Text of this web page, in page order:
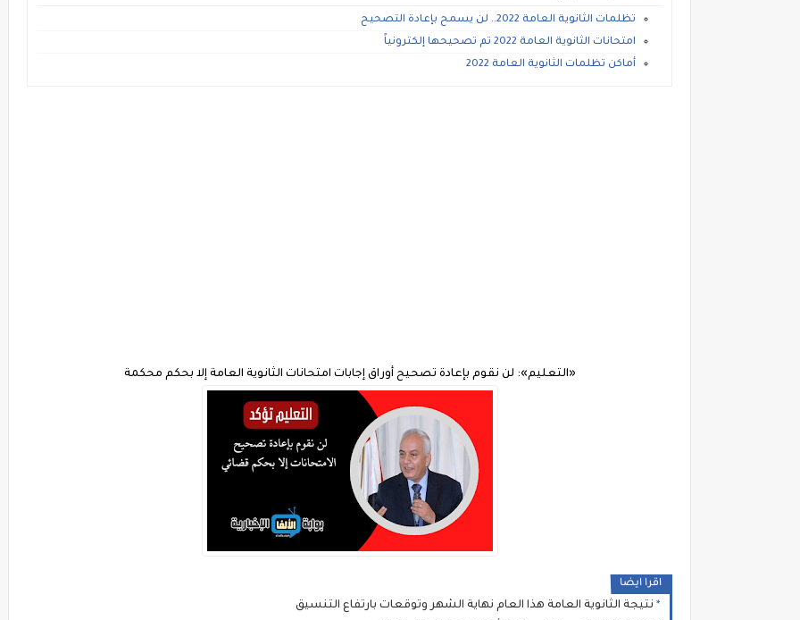
تظلمات الثانوية العامة 2022.. لن يسمح بإعادة التصحيح
امتحانات الثانوية العامة 2022 تم تصحيحها إلكترونياً
أماكن تظلمات الثانوية العامة 2022
«التعليم»: لن نقوم بإعادة تصحيح أوراق إجابات امتحانات الثانوية العامة إلا بحكم محكمة
اقرا ايضا
نتيجة الثانوية العامة هذا العام نهاية الشهر وتوقعات بارتفاع التنسيق